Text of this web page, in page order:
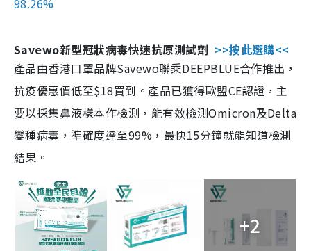
98.26%
Savewo新型冠狀病毒快速抗原測試劑 >>按此選購<<
產品由香港口罩品牌Savewo聯乘DEEPBLUE合作推出，
抗疫優惠價低至$18買到。產品已獲得歐盟CE認證，主
要以採集鼻液樣本作檢測，能有效檢測Omicron及Delta
變種病毒，準確度達至99%，最快15分鐘就能知道檢測
結果。
+2